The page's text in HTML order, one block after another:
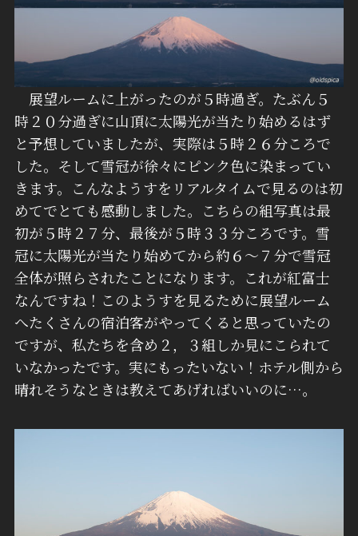
展望ルームに上がったのが５時過ぎ。たぶん５
時２０分過ぎに山頂に太陽光が当たり始めるはず
と予想していましたが、実際は５時２６分ころで
した。そして雪冠が徐々にピンク色に染まってい
きます。こんなようすをリアルタイムで見るのは初
めてでとても感動しました。こちらの組写真は最
初が５時２７分、最後が５時３３分ころです。雪
冠に太陽光が当たり始めてから約６～７分で雪冠
全体が照らされたことになります。これが紅富士
なんですね！このようすを見るために展望ルーム
へたくさんの宿泊客がやってくると思っていたの
ですが、私たちを含め２，３組しか見にこられて
いなかったです。実にもったいない！ホテル側から
晴れそうなときは教えてあげればいいのに…。